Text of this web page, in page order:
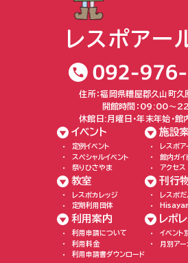
住所：福岡県糟屋郡久山町
開館時間：09:00〜
休館日:月曜日・年末年始・館
イベント
定例イベント
スペシャルイベント
祭りひさやま
教室
レスポカレッジ
定期利用団体
利用案内
利用申請について
利用料金
利用申請書ダウンロード
施設
レスポ
館内ガ
アクセス
刊行
レスポ
レポ
イベント
月別ア